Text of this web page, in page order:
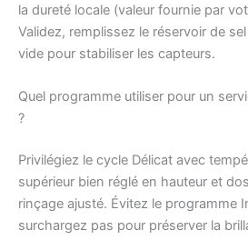
la dureté locale (valeur fournie par
Validez, remplissez le réservoir de
vide pour stabiliser les capteurs.
Quel programme utiliser pour un
?
Privilégiez le cycle Délicat avec
supérieur bien réglé en hauteur et
rinçage ajusté. Évitez le programme
surchargez pas pour préserver la